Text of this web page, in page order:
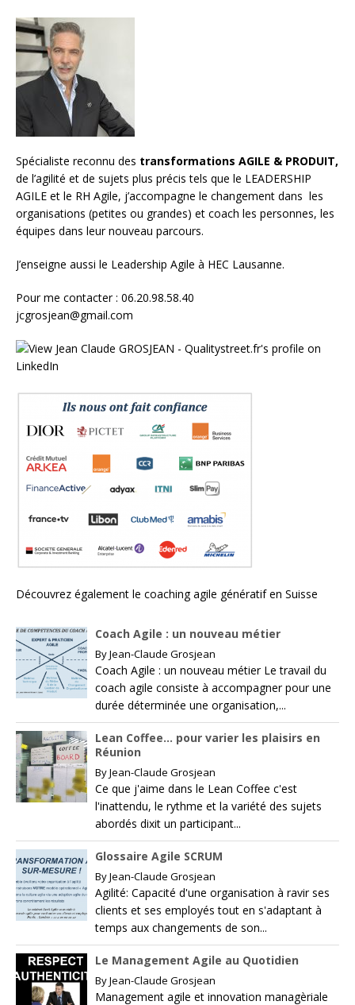
Spécialiste reconnu des transformations AGILE & PRODUIT,
de l’agilité et de sujets plus précis tels que le LEADERSHIP
AGILE et le RH Agile, j’accompagne le changement dans les
organisations (petites ou grandes) et coach les personnes, les
équipes dans leur nouveau parcours.
J’enseigne aussi le Leadership Agile à HEC Lausanne.
Pour me contacter : 06.20.98.58.40
jcgrosjean@gmail.com
Découvrez également le coaching agile génératif en Suisse
Coach Agile : un nouveau métier
ByJean-Claude Grosjean
Coach Agile : un nouveau métier Le travail du
coach agile consiste à accompagner pour une
durée déterminée une organisation,...
Lean Coffee… pour varier les plaisirs en
Réunion
ByJean-Claude Grosjean
Ce que j'aime dans le Lean Coffee c'est
l'inattendu, le rythme et la variété des sujets
abordés dixit un participant...
Glossaire Agile SCRUM
ByJean-Claude Grosjean
Agilité: Capacité d'une organisation à ravir ses
clients et ses employés tout en s'adaptant à
temps aux changements de son...
Le Management Agile au Quotidien
ByJean-Claude Grosjean
Management agile et innovation managèriale